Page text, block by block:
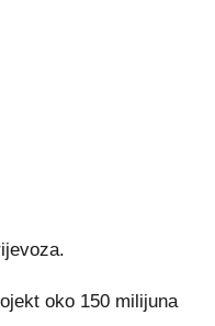
oko 150 milijuna